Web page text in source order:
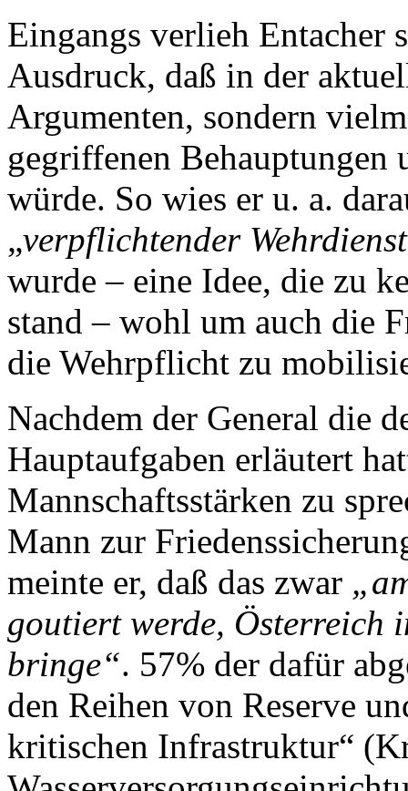
Eingangs verlieh Entacher
Ausdruck, daß in der
Argumenten, sondern
gegriffenen
würde. So wies er u. a.
„verpflichtender
wurde – eine Idee, die zu
stand – wohl um auch die
die Wehrpflicht zu
Nachdem der General die
Hauptaufgaben erläutert
Mannschaftsstärken zu
Mann zur
meinte er, daß das zwar
goutiert werde, Österreich
bringe“. 57% der dafür
den Reihen von Reserve
kritischen Infrastruktur“